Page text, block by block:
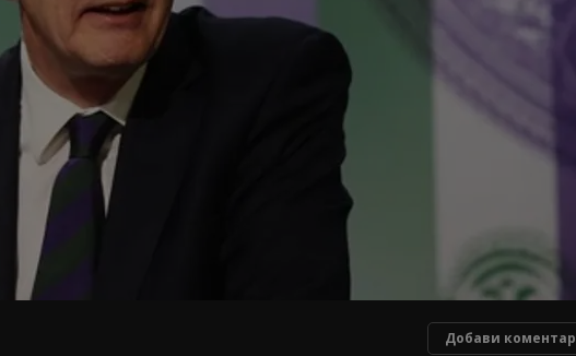
Добави коментар